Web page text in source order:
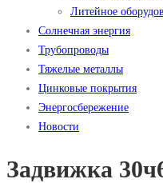
Литейное
Солнечная энергия
Трубопроводы
Тяжелые металлы
Цинковые покрытия
Энергосбережение
Новости
Задвижка